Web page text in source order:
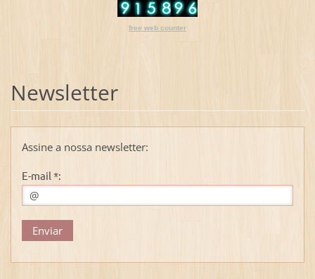
free web counter
Newsletter
Assine a nossa newsletter:
E-mail *: